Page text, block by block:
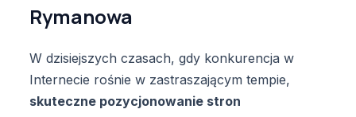
Rymanowa
W dzisiejszych czasach, gdy konkurencja w
Internecie rośnie w zastraszającym tempie,
skuteczne pozycjonowanie stron